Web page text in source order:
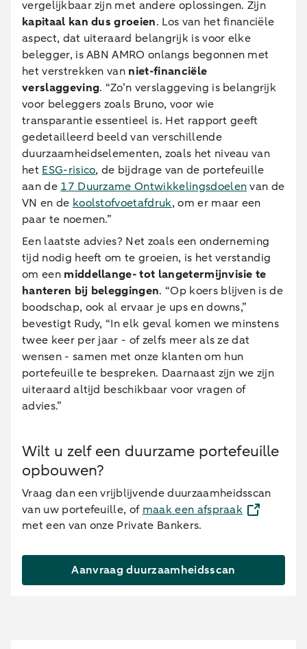
vergelijkbaar zijn met andere oplossingen. Zijn
kapitaal kan dus groeien. Los van het financiële
aspect, dat uiteraard belangrijk is voor elke
belegger, is ABN AMRO onlangs begonnen met
het verstrekken van niet-financiële
verslaggeving. “Zo’n verslaggeving is belangrijk
voor beleggers zoals Bruno, voor wie
transparantie essentieel is. Het rapport geeft
gedetailleerd beeld van verschillende
duurzaamheidselementen, zoals het niveau van
het ESG-risico, de bijdrage van de portefeuille
aan de 17 Duurzame Ontwikkelingsdoelenvan de
VN en de koolstofvoetafdruk, om er maar een
paar te noemen.”
Een laatste advies? Net zoals een onderneming
tijd nodig heeft om te groeien, is het verstandig
om een middellange- tot langetermijnvisie te
hanteren bij beleggingen. “Op koers blijven is de
boodschap, ook al ervaar je ups en downs,”
bevestigt Rudy, “In elk geval komen we minstens
twee keer per jaar - of zelfs meer als ze dat
wensen - samen met onze klanten om hun
portefeuille te bespreken. Daarnaast zijn we zijn
uiteraard altijd beschikbaar voor vragen of
advies.”
Wilt u zelf een duurzame portefeuille
opbouwen?
Vraag dan een vrijblijvende duurzaamheidsscan
van uw portefeuille, of maak een afspraak
met een van onze Private Bankers.
Aanvraag duurzaamheidsscan